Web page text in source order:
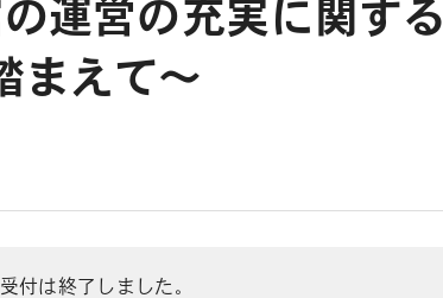
の運営の充実に関する
まえて～
付は終了しました。